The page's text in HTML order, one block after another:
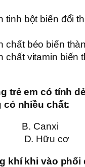
tinh bột biến đổi
chất béo biến
chất vitamin biến
trẻ em có tính
nhiều chất:
B. Canxi
D. Hữu cơ
khí khi vào phổi